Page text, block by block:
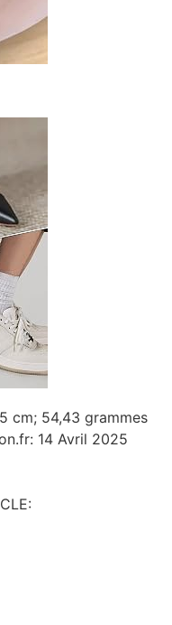
cm; 54,43 grammes
14 Avril 2025